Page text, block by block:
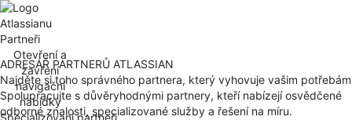
Partneři
Otevření a
zavření
navigační
nabídky
ADRESÁŘ PARTNERŮ ATLASSIAN
Najděte si toho správného partnera, který vyhovuje vašim potřebám
Spolupracujte s důvěryhodnými partnery, kteří nabízejí osvědčené
odborné znalosti, specializované služby a řešení na míru.